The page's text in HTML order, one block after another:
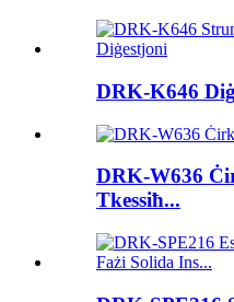
DRK-K646
DRK-W636
Tkessiħ...